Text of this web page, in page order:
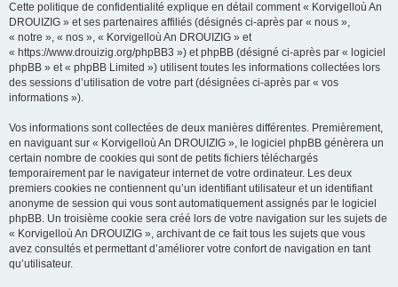
Cette politique de confidentialité explique en détail comment « Korvigelloù An
DROUIZIG » et ses partenaires affiliés (désignés ci-après par « nous »,
« notre », « nos », « Korvigelloù An DROUIZIG » et
« https://www.drouizig.org/phpBB3 ») et phpBB (désigné ci-après par « logiciel
phpBB » et « phpBB Limited ») utilisent toutes les informations collectées lors
des sessions d’utilisation de votre part (désignées ci-après par « vos
informations »).
Vos informations sont collectées de deux manières différentes. Premièrement,
en naviguant sur « Korvigelloù An DROUIZIG », le logiciel phpBB génèrera un
certain nombre de cookies qui sont de petits fichiers téléchargés
temporairement par le navigateur internet de votre ordinateur. Les deux
premiers cookies ne contiennent qu’un identifiant utilisateur et un identifiant
anonyme de session qui vous sont automatiquement assignés par le logiciel
phpBB. Un troisième cookie sera créé lors de votre navigation sur les sujets de
« Korvigelloù An DROUIZIG », archivant de ce fait tous les sujets que vous
avez consultés et permettant d’améliorer votre confort de navigation en tant
qu’utilisateur.